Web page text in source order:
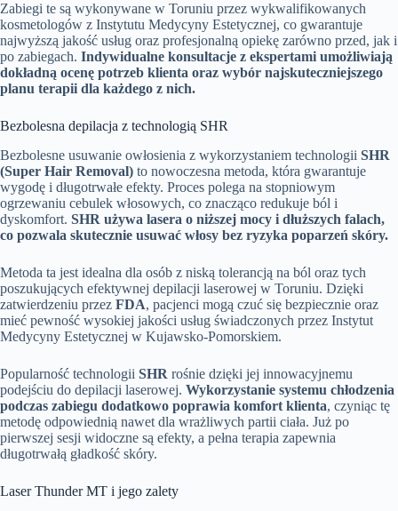
Zabiegi te są wykonywane w Toruniu przez wykwalifikowanych
kosmetologów z Instytutu Medycyny Estetycznej, co gwarantuje
najwyższą jakość usług oraz profesjonalną opiekę zarówno przed, jak i
po zabiegach. Indywidualne konsultacje z ekspertami umożliwiają
dokładną ocenę potrzeb klienta oraz wybór najskuteczniejszego
planu terapii dla każdego z nich.
Bezbolesna depilacja z technologią SHR
Bezbolesne usuwanie owłosienia z wykorzystaniem technologii SHR
(Super Hair Removal) to nowoczesna metoda, która gwarantuje
wygodę i długotrwałe efekty. Proces polega na stopniowym
ogrzewaniu cebulek włosowych, co znacząco redukuje ból i
dyskomfort. SHR używa lasera o niższej mocy i dłuższych falach,
co pozwala skutecznie usuwać włosy bez ryzyka poparzeń skóry.
Metoda ta jest idealna dla osób z niską tolerancją na ból oraz tych
poszukujących efektywnej depilacji laserowej w Toruniu. Dzięki
zatwierdzeniu przez FDA, pacjenci mogą czuć się bezpiecznie oraz
mieć pewność wysokiej jakości usług świadczonych przez Instytut
Medycyny Estetycznej w Kujawsko-Pomorskiem.
Popularność technologii SHR rośnie dzięki jej innowacyjnemu
podejściu do depilacji laserowej. Wykorzystanie systemu chłodzenia
podczas zabiegu dodatkowo poprawia komfort klienta, czyniąc tę
metodę odpowiednią nawet dla wrażliwych partii ciała. Już po
pierwszej sesji widoczne są efekty, a pełna terapia zapewnia
długotrwałą gładkość skóry.
Laser Thunder MT i jego zalety